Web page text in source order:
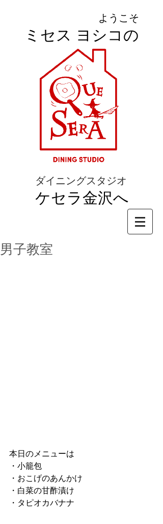
ようこそ
ミセス ヨシコの
ダイニングスタジオ
ケセラ金沢へ
男子教室
本日のメニューは
・小籠包
・おこげのあんかけ
・白菜の甘酢漬け
・タピオカバナナ